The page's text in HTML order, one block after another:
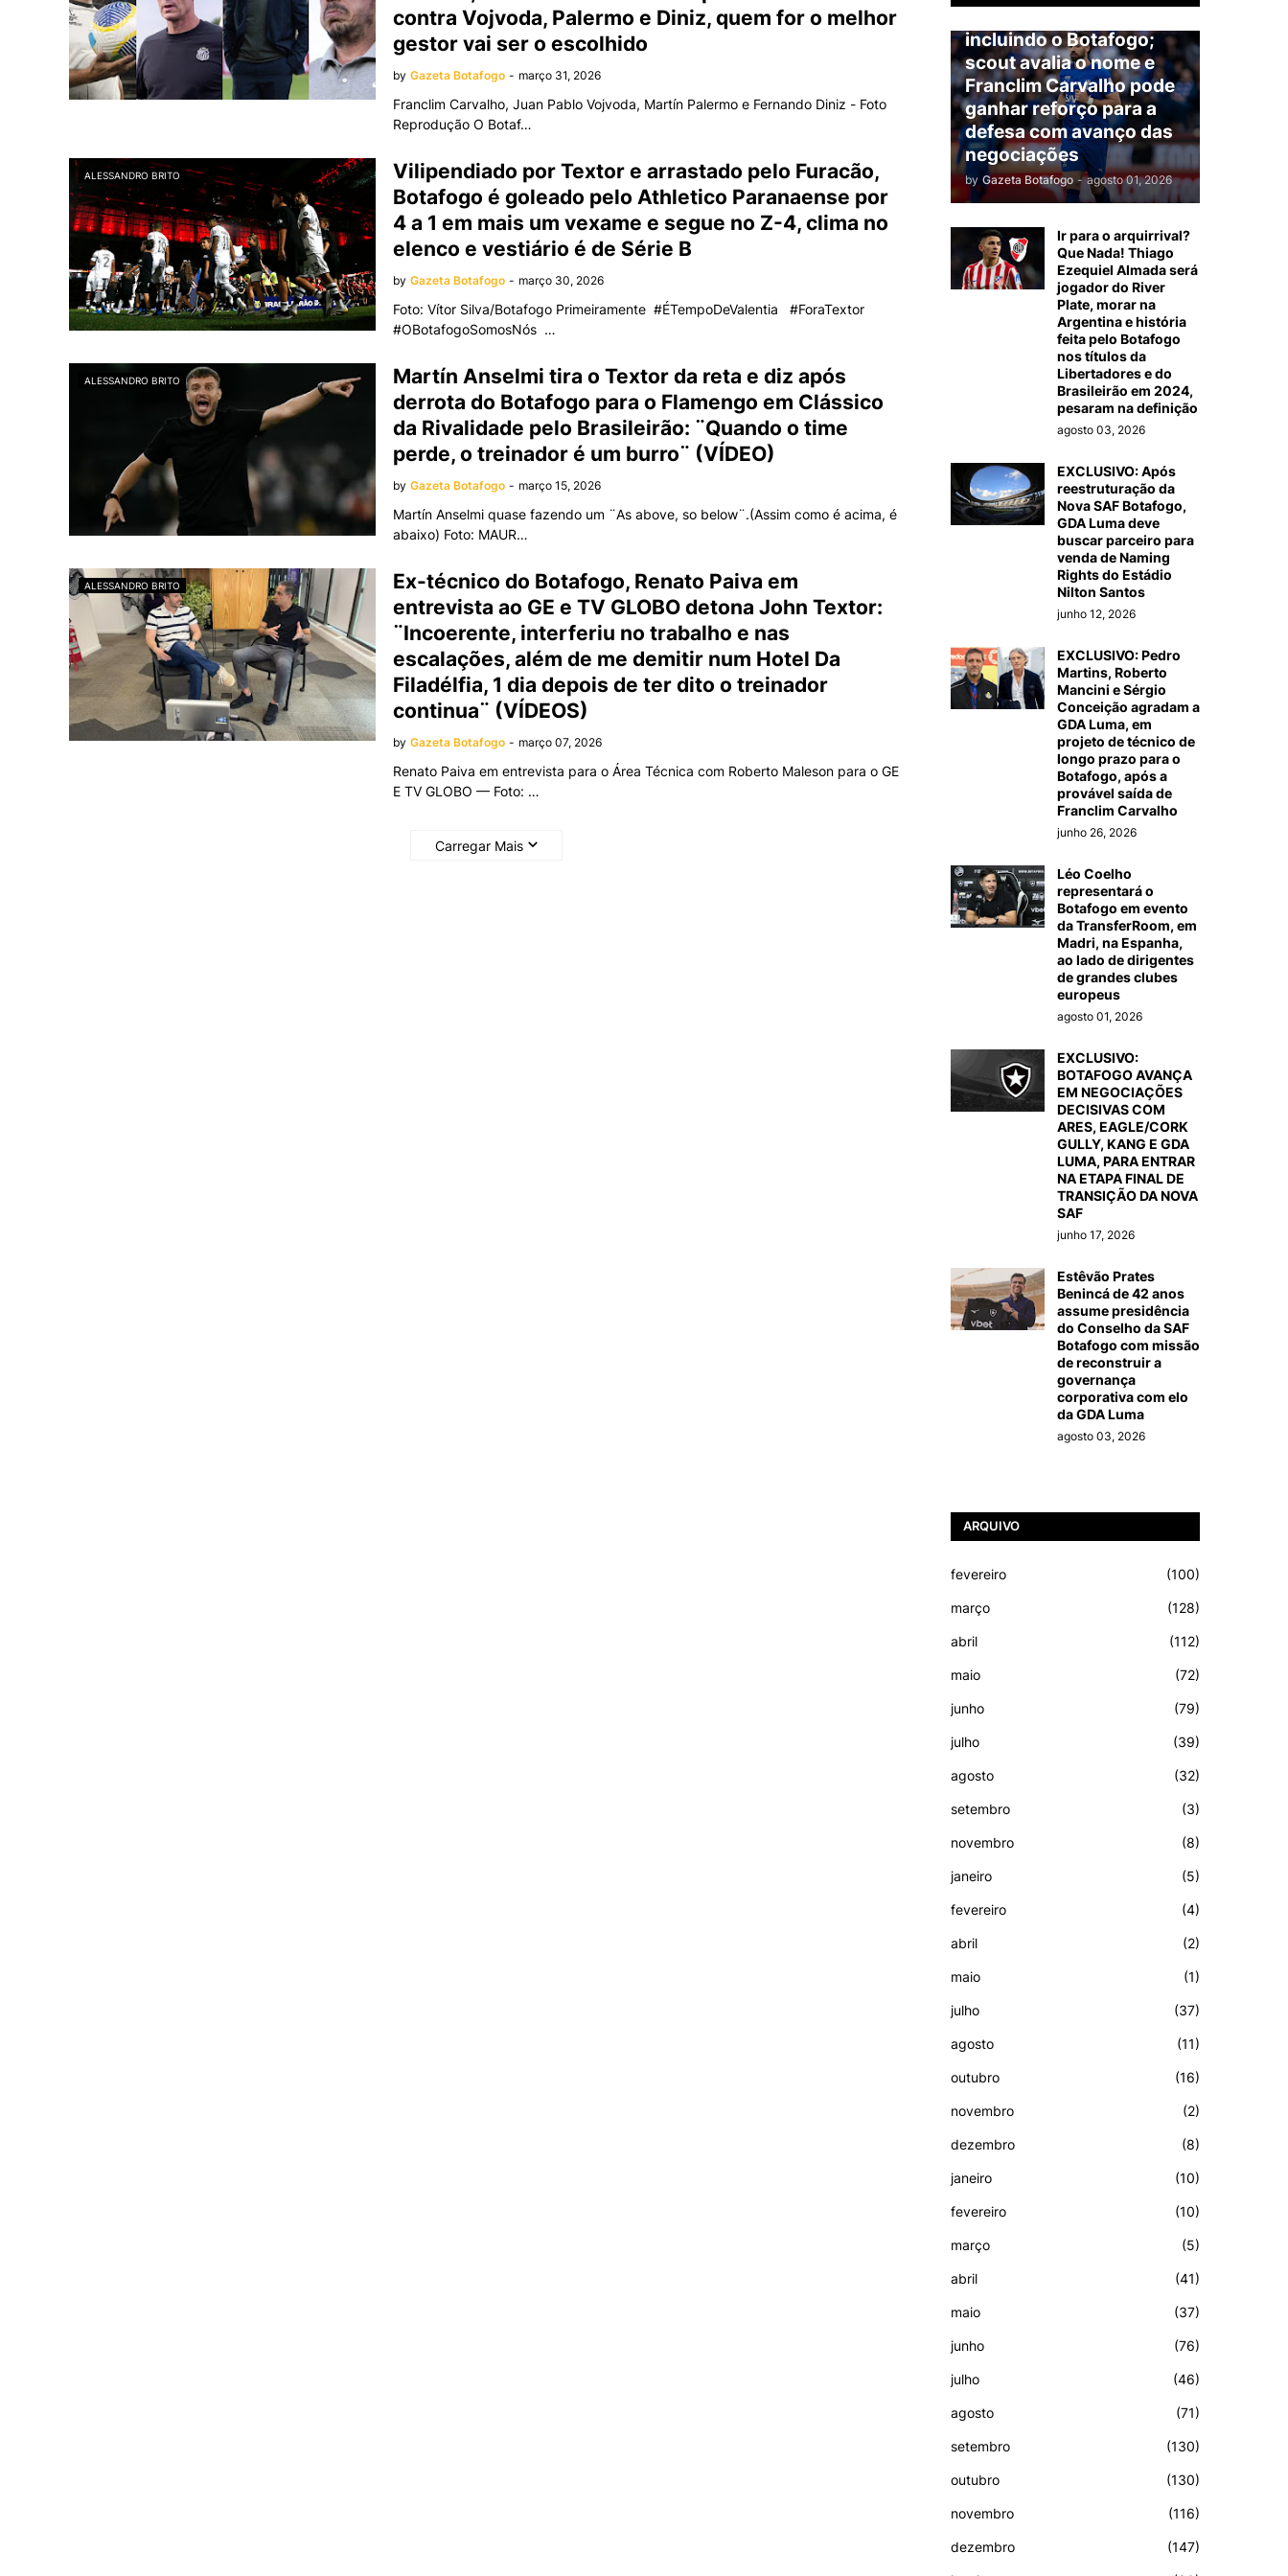
contra Vojvoda, Palermo e Diniz, quem for o melhor
gestor vai ser o escolhido
by Gazeta Botafogo - março 31, 2026
Franclim Carvalho, Juan Pablo Vojvoda, Martín Palermo e Fernando Diniz - Foto
Reprodução O Botaf…
ALESSANDRO BRITO
Vilipendiado por Textor e arrastado pelo Furacão,
Botafogo é goleado pelo Athletico Paranaense por
4 a 1 em mais um vexame e segue no Z-4, clima no
elenco e vestiário é de Série B
by Gazeta Botafogo - março 30, 2026
Foto: Vítor Silva/Botafogo Primeiramente #ÉTempoDeValentia #ForaTextor
#OBotafogoSomosNós …
ALESSANDRO BRITO
Martín Anselmi tira o Textor da reta e diz após
derrota do Botafogo para o Flamengo em Clássico
da Rivalidade pelo Brasileirão: ¨Quando o time
perde, o treinador é um burro¨ (VÍDEO)
by Gazeta Botafogo - março 15, 2026
Martín Anselmi quase fazendo um ¨As above, so below¨.(Assim como é acima, é
abaixo) Foto: MAUR…
ALESSANDRO BRITO
Ex-técnico do Botafogo, Renato Paiva em
entrevista ao GE e TV GLOBO detona John Textor:
¨Incoerente, interferiu no trabalho e nas
escalações, além de me demitir num Hotel Da
Filadélfia, 1 dia depois de ter dito o treinador
continua¨ (VÍDEOS)
by Gazeta Botafogo - março 07, 2026
Renato Paiva em entrevista para o Área Técnica com Roberto Maleson para o GE
E TV GLOBO — Foto: …
Carregar Mais
incluindo o Botafogo;
scout avalia o nome e
Franclim Carvalho pode
ganhar reforço para a
defesa com avanço das
negociações
by Gazeta Botafogo - agosto 01, 2026
Ir para o arquirrival?
Que Nada! Thiago
Ezequiel Almada será
jogador do River
Plate, morar na
Argentina e história
feita pelo Botafogo
nos títulos da
Libertadores e do
Brasileirão em 2024,
pesaram na definição
agosto 03, 2026
EXCLUSIVO: Após
reestruturação da
Nova SAF Botafogo,
GDA Luma deve
buscar parceiro para
venda de Naming
Rights do Estádio
Nilton Santos
junho 12, 2026
EXCLUSIVO: Pedro
Martins, Roberto
Mancini e Sérgio
Conceição agradam a
GDA Luma, em
projeto de técnico de
longo prazo para o
Botafogo, após a
provável saída de
Franclim Carvalho
junho 26, 2026
Léo Coelho
representará o
Botafogo em evento
da TransferRoom, em
Madri, na Espanha,
ao lado de dirigentes
de grandes clubes
europeus
agosto 01, 2026
EXCLUSIVO:
BOTAFOGO AVANÇA
EM NEGOCIAÇÕES
DECISIVAS COM
ARES, EAGLE/CORK
GULLY, KANG E GDA
LUMA, PARA ENTRAR
NA ETAPA FINAL DE
TRANSIÇÃO DA NOVA
SAF
junho 17, 2026
Estêvão Prates
Benincá de 42 anos
assume presidência
do Conselho da SAF
Botafogo com missão
de reconstruir a
governança
corporativa com elo
da GDA Luma
agosto 03, 2026
ARQUIVO
fevereiro (100)
março (128)
abril (112)
maio (72)
junho (79)
julho (39)
agosto (32)
setembro (3)
novembro (8)
janeiro (5)
fevereiro (4)
abril (2)
maio (1)
julho (37)
agosto (11)
outubro (16)
novembro (2)
dezembro (8)
janeiro (10)
fevereiro (10)
março (5)
abril (41)
maio (37)
junho (76)
julho (46)
agosto (71)
setembro (130)
outubro (130)
novembro (116)
dezembro (147)